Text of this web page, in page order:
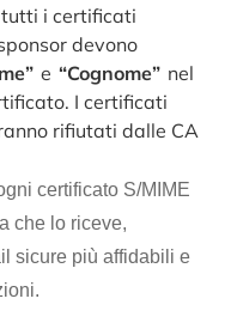
tutti i certificati
devono
e “Cognome” nel
I certificati
rifiutati dalle CA
certificato S/MIME
che lo riceve,
sicure più affidabili e